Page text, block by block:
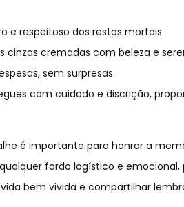
e respeitoso dos restos mortais.
cinzas cremadas com beleza e
sem surpresas.
com cuidado e discrição,
é importante para honrar a
fardo logístico e
bem vivida e compartilhar